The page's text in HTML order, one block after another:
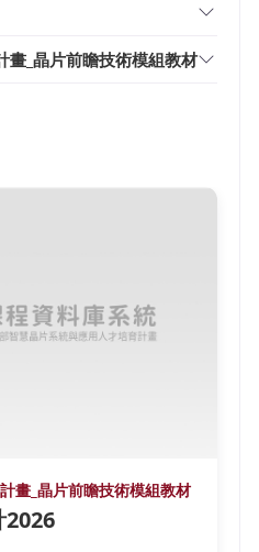
_晶片前瞻技術模組教材
畫_晶片前瞻技術模組教材
2026